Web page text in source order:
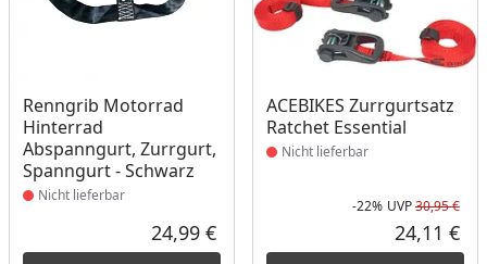
Renngrib Motorrad
Hinterrad
Abspanngurt, Zurrgurt,
Spanngurt - Schwarz
Produkt nicht lieferbar
Nicht lieferbar
Aktueller Preis
24,99 €
ACEBIKES Zurrgurtsatz
Ratchet Essential
Produkt nicht lieferbar
Nicht lieferbar
-22% UVP30,95 €
24,11 €